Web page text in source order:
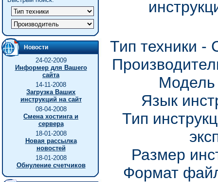
Новости
24-02-2009
Информер для Вашего
сайта
14-11-2008
Загрузка Ваших
инструкций на сайт
08-04-2008
Смена хостинга и
сервера
18-01-2008
Новая рассылка
новостей
18-01-2008
Обнуление счетчиков
Тип техники
Модель
Язык
Тип
Размер
Формат